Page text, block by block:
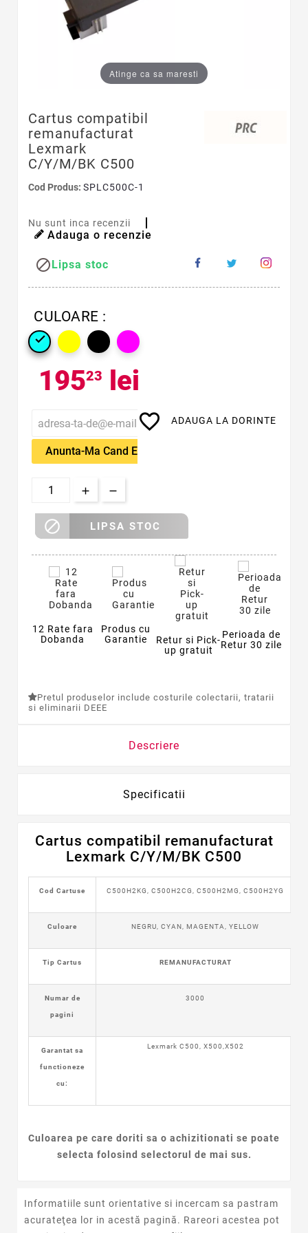
Atinge ca sa maresti
Cartus compatibil
remanufacturat
Lexmark
C/Y/M/BK C500
Cod Produs: SPLC500C-1
Nu sunt inca recenzii
Adauga o recenzie
Lipsa stoc
CULOARE :

19523 lei
Anunta-Ma Cand Este Disponibil
favorite_border ADAUGA LA DORINTE
 LIPSA STOC
12 Rate fara
Dobanda
Produs cu
Garantie
Retur si Pick-
up gratuit
Perioada de
Retur 30 zile
Pretul produselor include costurile colectarii, tratarii
si eliminarii DEEE
Descriere
Specificatii
Cartus compatibil remanufacturat
Lexmark C/Y/M/BK C500
Cod Cartuse C500H2KG, C500H2CG, C500H2MG, C500H2YG
Culoare NEGRU, CYAN, MAGENTA, YELLOW
Tip Cartus REMANUFACTURAT
Numar de
pagini
3000
Garantat sa
functioneze
cu:
Lexmark C500, X500,X502
Culoarea pe care doriti sa o achizitionati se poate
selecta folosind selectorul de mai sus.
Informatiile sunt orientative si incercam sa pastram
acurateţea lor in acestă pagină. Rareori acestea pot